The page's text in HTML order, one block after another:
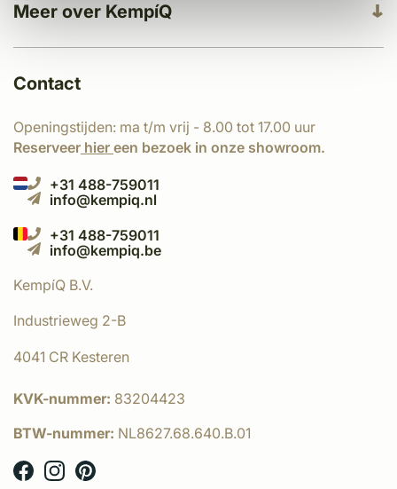
Meer over KempíQ
Contact
Openingstijden: ma t/m vrij - 8.00 tot 17.00 uur
Reserveer hier een bezoek in onze showroom.
+31 488-759011
info@kempiq.nl
+31 488-759011
info@kempiq.be
KempíQ B.V.
Industrieweg 2-B
4041 CR Kesteren
KVK-nummer: 83204423
BTW-nummer: NL8627.68.640.B.01